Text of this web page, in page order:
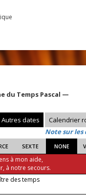
du Temps Pascal —
Autres dates Calendrier
Note sur les
SEXTE NONE
à mon aide,
à notre secours.
des temps